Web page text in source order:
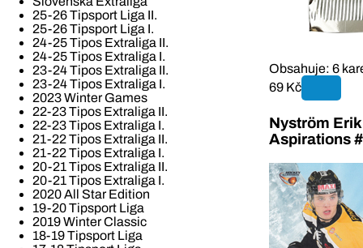
25-26 Tipsport Liga II.
25-26 Tipsport Liga I.
24-25 Tipos Extraliga II.
24-25 Tipos Extraliga I.
23-24 Tipos Extraliga II.
23-24 Tipos Extraliga I.
2023 Winter Games
22-23 Tipos Extraliga II.
22-23 Tipos Extraliga I.
21-22 Tipos Extraliga II.
21-22 Tipos Extraliga I.
20-21 Tipos Extraliga II.
20-21 Tipos Extraliga I.
2020 All Star Edition
19-20 Tipsport Liga
2019 Winter Classic
18-19 Tipsport Liga
Obsahuje: 6
69 Kč
Nyström
Aspirations